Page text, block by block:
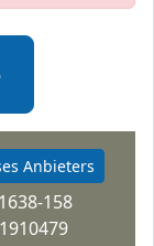
Anbieters
158